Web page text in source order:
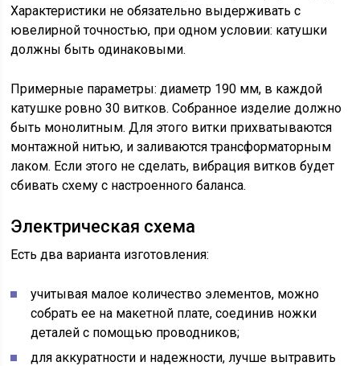
Характеристики не обязательно выдерживать с
ювелирной точностью, при одном условии: катушки
должны быть одинаковыми.
Примерные параметры: диаметр 190 мм, в каждой
катушке ровно 30 витков. Собранное изделие должно
быть монолитным. Для этого витки прихватываются
монтажной нитью, и заливаются трансформаторным
лаком. Если этого не сделать, вибрация витков будет
сбивать схему с настроенного баланса.
Электрическая схема
Есть два варианта изготовления:
учитывая малое количество элементов, можно
собрать ее на макетной плате, соединив ножки
деталей с помощью проводников;
для аккуратности и надежности, лучше вытравить